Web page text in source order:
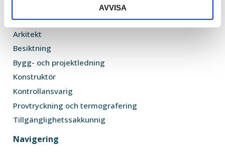
AVVISA
Arkitekt
Besiktning
Bygg- och projektledning
Konstruktör
Kontrollansvarig
Provtryckning och termografering
Tillgänglighetssakkunnig
Navigering